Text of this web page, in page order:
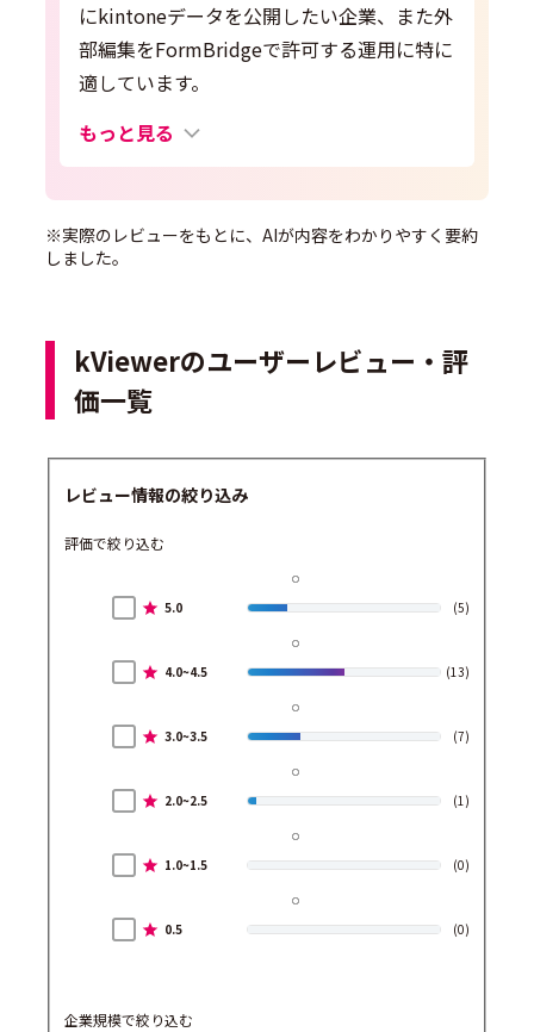
にkintoneデータを公開したい企業、また外
部編集をFormBridgeで許可する運用に特に
適しています。
もっと見る
※実際のレビューをもとに、AIが内容をわかりやすく要約
しました。
kViewerのユーザーレビュー・評
価一覧
レビュー情報の絞り込み
評価で絞り込む
5.0 (5)
4.0~4.5 (13)
3.0~3.5 (7)
2.0~2.5 (1)
1.0~1.5 (0)
0.5 (0)
企業規模で絞り込む